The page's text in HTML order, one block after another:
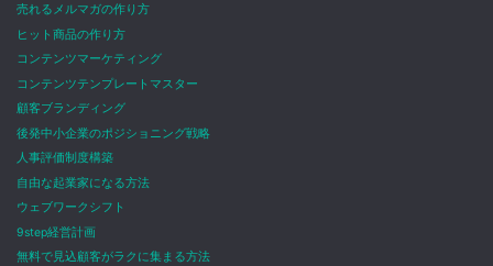
売れるメルマガの作り方
ヒット商品の作り方
コンテンツマーケティング
コンテンツテンプレートマスター
顧客ブランディング
後発中小企業のポジショニング戦略
人事評価制度構築
自由な起業家になる方法
ウェブワークシフト
9step経営計画
無料で見込顧客がラクに集まる方法